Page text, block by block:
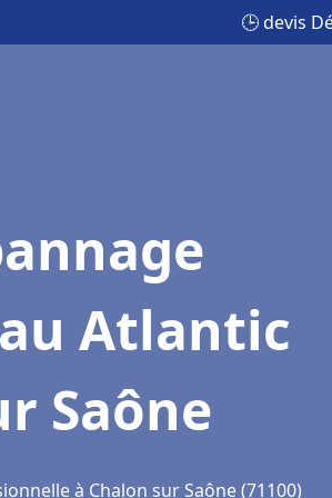
🕒 devis
Atlantic
Saône
à Chalon sur Saône (71100)